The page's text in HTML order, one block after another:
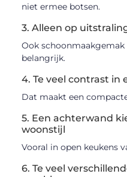
niet ermee botsen.
3. Alleen op
Ook
belangrijk.
4. Te veel contrast in
Dat maakt een
5. Een achterwand
woonstijl
Vooral in open keukens
6. Te veel